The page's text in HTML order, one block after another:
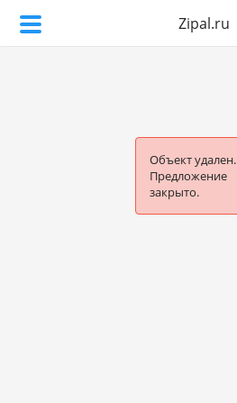
Zipal.ru
Объект удален.
Предложение
закрыто.